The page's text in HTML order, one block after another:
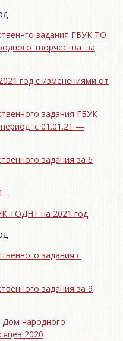
задания ГБУК ТО
творчества за
год с изменениями от
задания ГБУК
с 01.01.21 —
задания за 6
ТОДНТ на 2021 год
задания с
задания за 9
народного
2020